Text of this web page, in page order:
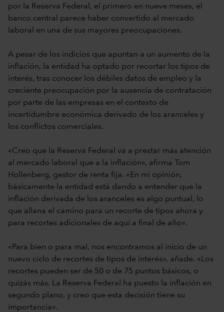
por la Reserva Federal, el primero en nueve meses, el
banco central parece haber convertido al mercado
laboral en una de sus mayores preocupaciones.
A pesar de los indicios que apuntan a un aumento de la
inflación, la entidad ha optado por recortar los tipos de
interés, tras conocer los débiles datos de empleo y la
creciente preocupación por la ausencia de contratación
por parte de las empresas en el contexto de
incertidumbre económica derivado de los aranceles y
los conflictos comerciales.
«Creo que la Reserva Federal va a prestar más atención
al mercado laboral que a la inflación», afirma Tom
Hollenberg, gestor de renta fija. «En mi opinión,
básicamente la entidad está dando a entender que la
inflación derivada de los aranceles es algo puntual, lo
que allana el camino para un recorte de tipos ahora y
para recortes adicionales de aquí a final de año».
«Para bien o para mal, nos encontramos al inicio de un
nuevo ciclo de recortes de tipos de interés», añade. «Los
recortes pueden ser de 50 o de 75 puntos básicos, o
quizás más. La Reserva Federal ha puesto la inflación en
segundo plano, y creo que esta decisión tiene su
importancia».